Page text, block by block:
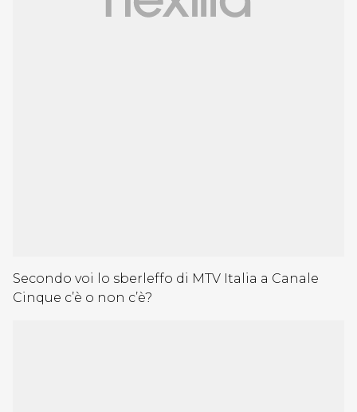
Secondo voi lo sberleffo di MTV Italia a Canale
Cinque c’è o non c’è?